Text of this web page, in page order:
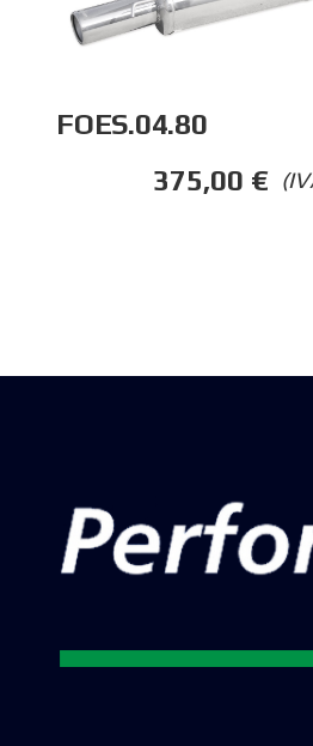
FOES.04.80
375,00 €